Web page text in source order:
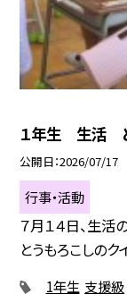
１年生 生活 と
公開日 2026/07/17
行事・活動
７月１４日、生活
とうもろこしのク
1年生 支援級